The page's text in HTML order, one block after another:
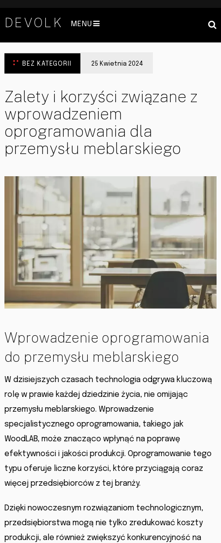
DEVOLK MENU
BEZ KATEGORII 25 Kwietnia 2024
Zalety i korzyści związane z
wprowadzeniem
oprogramowania dla
przemysłu meblarskiego
Wprowadzenie oprogramowania
do przemysłu meblarskiego
W dzisiejszych czasach technologia odgrywa kluczową
rolę w prawie każdej dziedzinie życia, nie omijając
przemysłu meblarskiego. Wprowadzenie
specjalistycznego oprogramowania, takiego jak
WoodLAB, może znacząco wpłynąć na poprawę
efektywności i jakości produkcji. Oprogramowanie tego
typu oferuje liczne korzyści, które przyciągają coraz
więcej przedsiębiorców z tej branży.
Dzięki nowoczesnym rozwiązaniom technologicznym,
przedsiębiorstwa mogą nie tylko zredukować koszty
produkcji, ale również zwiększyć konkurencyjność na